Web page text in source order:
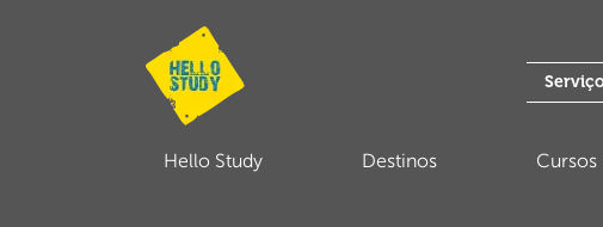
Hello Study Destinos Cursos